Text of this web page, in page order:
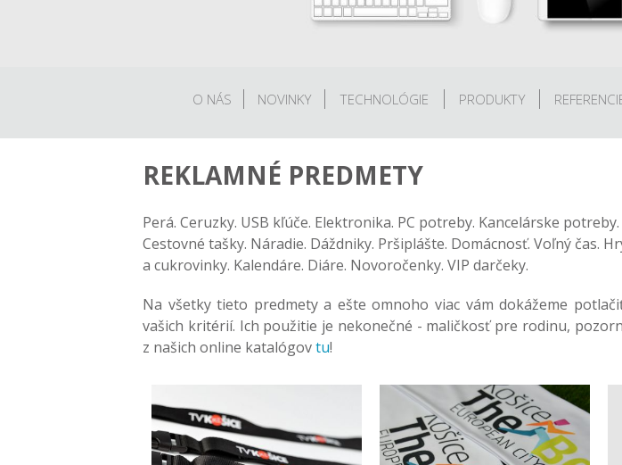
O NÁS NOVINKY TECHNOLÓGIE PRODUKTY
REKLAMNÉ PREDMETY
Perá. Ceruzky. USB kľúče. Elektronika. PC potreby. Kancelárske
Cestovné tašky. Náradie. Dáždniky. Pršiplášte. Domácnosť. Voľný čas.
a cukrovinky. Kalendáre. Diáre. Novoročenky. VIP darčeky.
Na všetky tieto predmety a ešte omnoho viac vám dokážeme
vašich kritérií. Ich použitie je nekonečné - maličkosť pre rodinu,
z našich online katalógovtu!